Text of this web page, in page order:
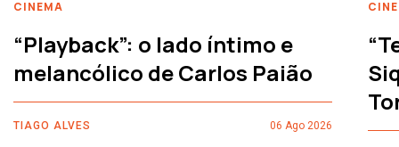
CINEMA
“Playback”: o lado íntimo e
melancólico de Carlos Paião
TIAGO ALVES 06 Ago 2026